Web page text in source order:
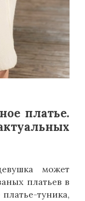
платье.
может
платьев в
туника,